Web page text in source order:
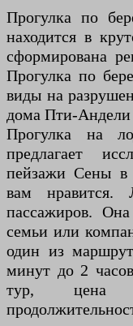
Прогулка по
находится в
сформирована
Прогулка по
виды на
дома Пти-
Прогулка на
предлагает
пейзажи Сены в
вам нравится.
пассажиров.
семьи или
один из
минут до 2
тур, цена